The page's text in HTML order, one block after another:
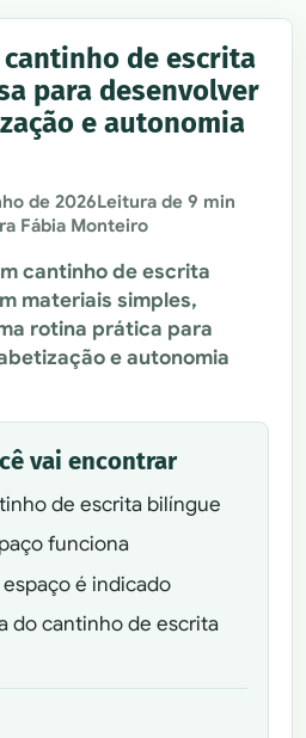
de escrita
para desenvolver
e autonomia
de 2026Leitura de 9 min
Fábia Monteiro
cantinho de escrita
materiais simples,
rotina prática para
e autonomia
vai encontrar
de escrita bilíngue
funciona
é indicado
do cantinho de escrita